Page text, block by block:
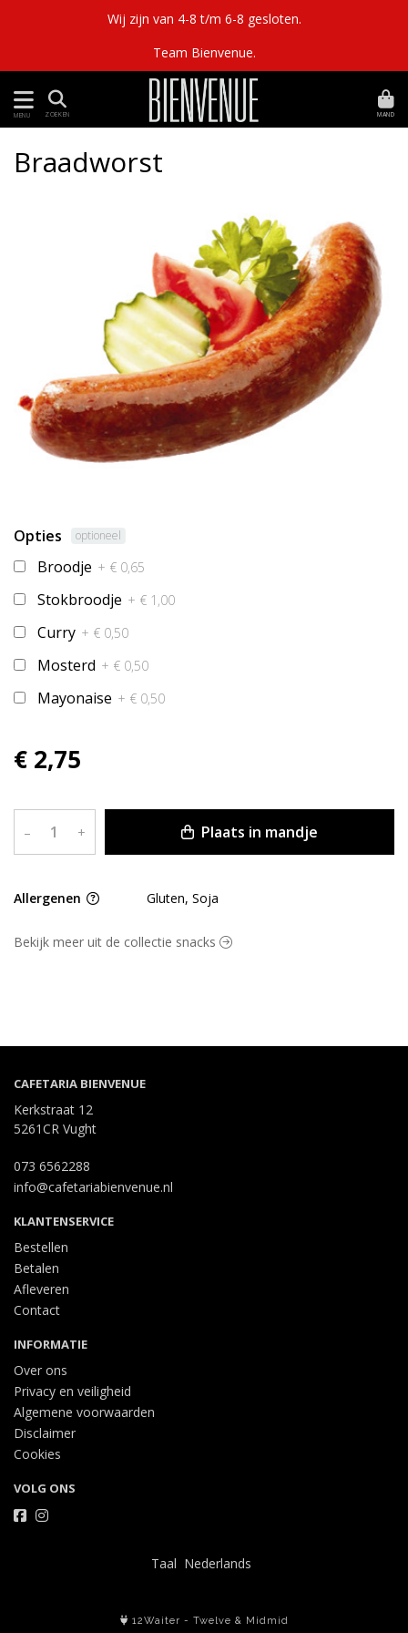
Wij zijn van 4-8 t/m 6-8 gesloten.
Team Bienvenue.
MENU ZOEKEN MAND
Braadworst
Opties optioneel
Broodje + € 0,65
Stokbroodje + € 1,00
Curry + € 0,50
Mosterd + € 0,50
Mayonaise + € 0,50
€ 2,75
– + Plaats in mandje
Allergenen Gluten, Soja
Bekijk meer uit de collectie snacks
CAFETARIA BIENVENUE
Kerkstraat 12
5261CR Vught
073 6562288
info@cafetariabienvenue.nl
KLANTENSERVICE
Bestellen
Betalen
Afleveren
Contact
INFORMATIE
Over ons
Privacy en veiligheid
Algemene voorwaarden
Disclaimer
Cookies
VOLG ONS
Taal
12Waiter - Twelve & Midmid